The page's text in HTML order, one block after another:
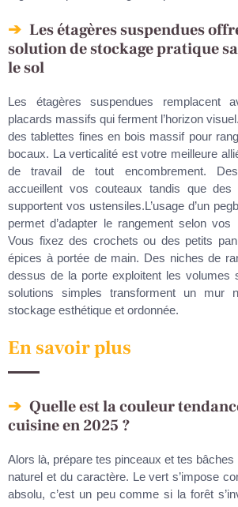
Les étagères suspendues
solution de stockage pratique
le sol
Les étagères suspendues remplacent
placards massifs qui ferment l’horizon
des tablettes fines en bois massif pour
bocaux. La verticalité est votre meilleure
de travail de tout encombrement.
accueillent vos couteaux tandis que des
supportent vos ustensiles.L’usage d’un
permet d’adapter le rangement selon vos
Vous fixez des crochets ou des petits
épices à portée de main. Des niches de
dessus de la porte exploitent les volumes
solutions simples transforment un mur
stockage esthétique et ordonnée.
En savoir plus
Quelle est la couleur
cuisine en 2025 ?
Alors là, prépare tes pinceaux et tes bâches
naturel et du caractère. Le vert s’impose
absolu, c’est un peu comme si la forêt